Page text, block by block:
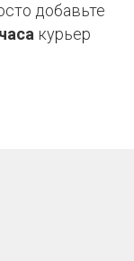
добавьте
курьер